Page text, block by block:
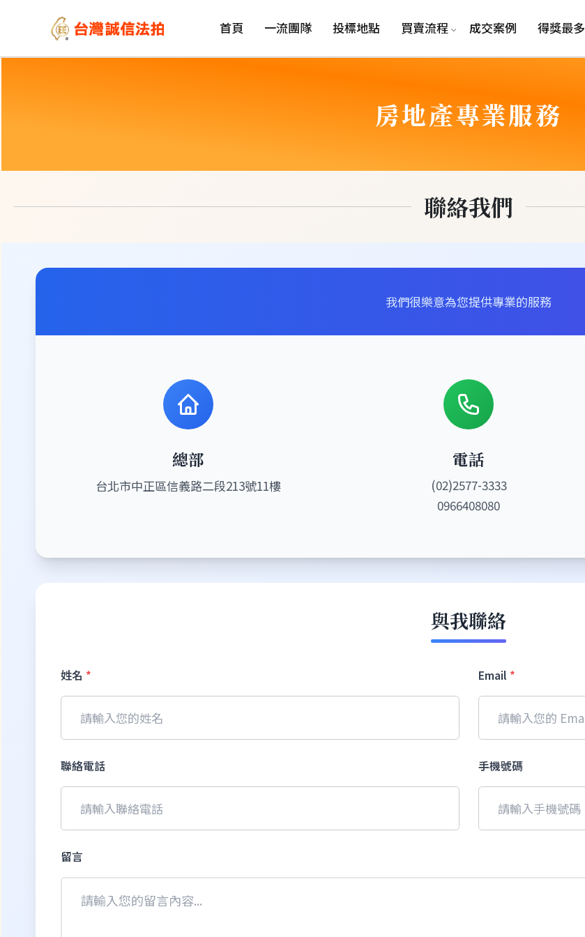
首頁 一流團隊 投標地點 買賣流程 成交案例 得獎最多
房地產專業服務
聯絡我們
我們很樂意為您提供專業的服務
總部
台北市中正區信義路二段213號11樓
電話
(02)2577-3333
0966408080
與我聯絡
姓名 * Email *
聯絡電話 手機號碼
留言